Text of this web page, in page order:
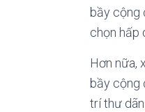
bầy cộng
chọn hấp
Hơn nữa,
bầy cộng
trí thư